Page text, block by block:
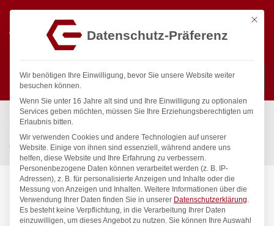
Suchen
Start / Gastronomiebedarf & Gastro Geräte für Profis
Küchengeräte
Ofenbleche & -roste
/
Gastronorm Tablett GN 2/3, HENDI, GN 2/3, 354x325x(H)40mm
Mit
Datenschutz-Präferenz
Wir benötigen Ihre Einwilligung, bevor Sie unsere Website weiter
besuchen können.
Wenn Sie unter 16 Jahre alt sind und Ihre Einwilligung zu optionalen
Services geben möchten, müssen Sie Ihre Erziehungsberechtigten um
Erlaubnis bitten.
Wir verwenden Cookies und andere Technologien auf unserer
Website. Einige von ihnen sind essenziell, während andere uns
helfen, diese Website und Ihre Erfahrung zu verbessern.
Personenbezogene Daten können verarbeitet werden (z. B. IP-
Adressen), z. B. für personalisierte Anzeigen und Inhalte oder die
Messung von Anzeigen und Inhalten. Weitere Informationen über die
Verwendung Ihrer Daten finden Sie in unserer Datenschutzerklärung.
Es besteht keine Verpflichtung, in die Verarbeitung Ihrer Daten
einzuwilligen, um dieses Angebot zu nutzen. Sie können Ihre Auswahl